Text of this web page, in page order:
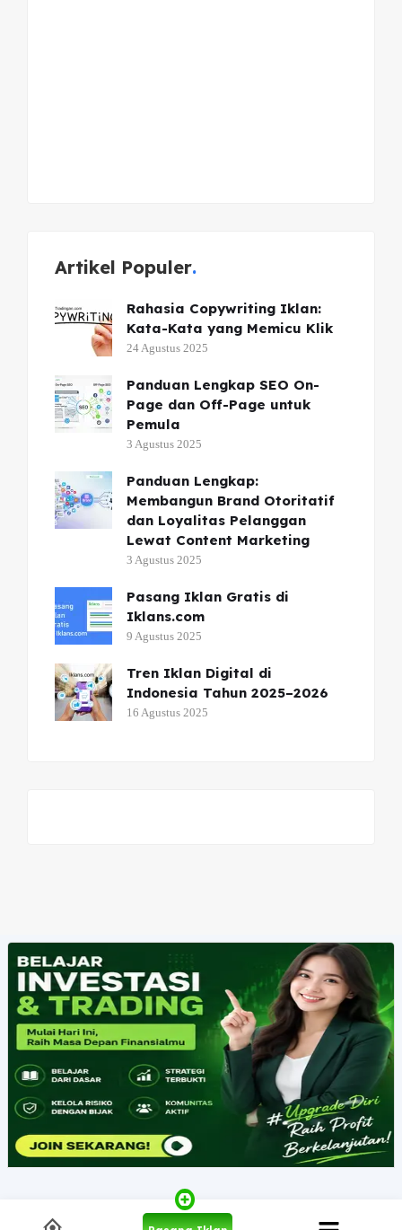
Artikel Populer
Rahasia Copywriting Iklan:
Kata-Kata yang Memicu Klik
24 Agustus 2025
Panduan Lengkap SEO On-
Page dan Off-Page untuk
Pemula
3 Agustus 2025
Panduan Lengkap:
Membangun Brand Otoritatif
dan Loyalitas Pelanggan
Lewat Content Marketing
3 Agustus 2025
Pasang Iklan Gratis di
Iklans.com
9 Agustus 2025
Tren Iklan Digital di
Indonesia Tahun 2025–2026
16 Agustus 2025